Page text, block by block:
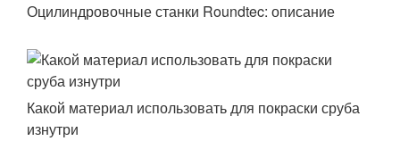
Оцилиндровочные станки Roundtec: описание
Какой материал использовать для покраски сруба
изнутри